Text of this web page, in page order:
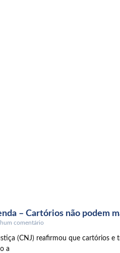
– Cartórios não podem
comentário
(CNJ) reafirmou que cartórios
a